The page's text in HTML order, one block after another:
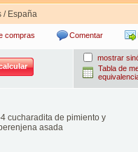
/ España
compras Comentar
mostrar
Tabla de
4 cucharadita de pimiento y
asada